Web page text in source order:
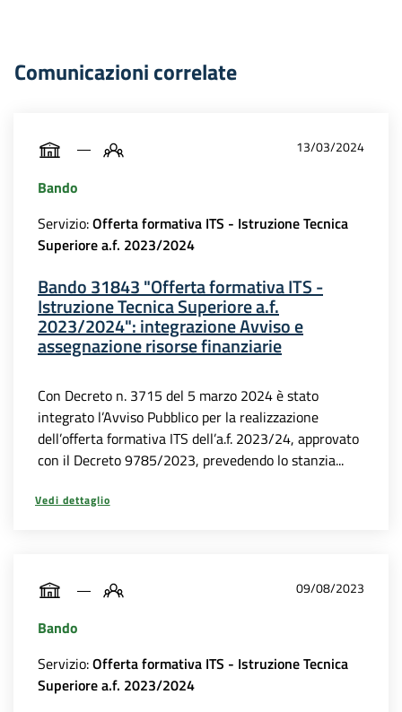
Comunicazioni correlate
13/03/2024
Bando
Servizio:Offerta formativa ITS - Istruzione Tecnica
Superiore a.f. 2023/2024
Bando 31843 "Offerta formativa ITS -
Istruzione Tecnica Superiore a.f.
2023/2024": integrazione Avviso e
assegnazione risorse finanziarie
Con Decreto n. 3715 del 5 marzo 2024 è stato
integrato l’Avviso Pubblico per la realizzazione
dell’offerta formativa ITS dell’a.f. 2023/24, approvato
con il Decreto 9785/2023, prevedendo lo stanzia...
Vedi dettaglio
09/08/2023
Bando
Servizio:Offerta formativa ITS - Istruzione Tecnica
Superiore a.f. 2023/2024